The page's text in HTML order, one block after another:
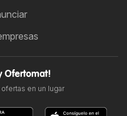
Ofertomat!
en un lugar